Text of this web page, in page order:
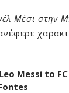
Μέσι στην
Messi to